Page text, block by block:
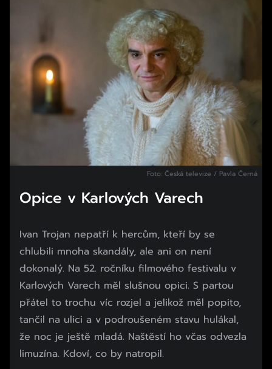
Foto: Česká televize / Pavla Černá
Opice v Karlových Varech
Ivan Trojan nepatří k hercům, kteří by se
chlubili mnoha skandály, ale ani on není
dokonalý. Na 52. ročníku filmového festivalu v
Karlových Varech měl slušnou opici. S partou
přátel to trochu víc rozjel a jelikož měl popito,
tančil na ulici a v podroušeném stavu hulákal,
že noc je ještě mladá. Naštěstí ho včas odvezla
limuzína. Kdoví, co by natropil.